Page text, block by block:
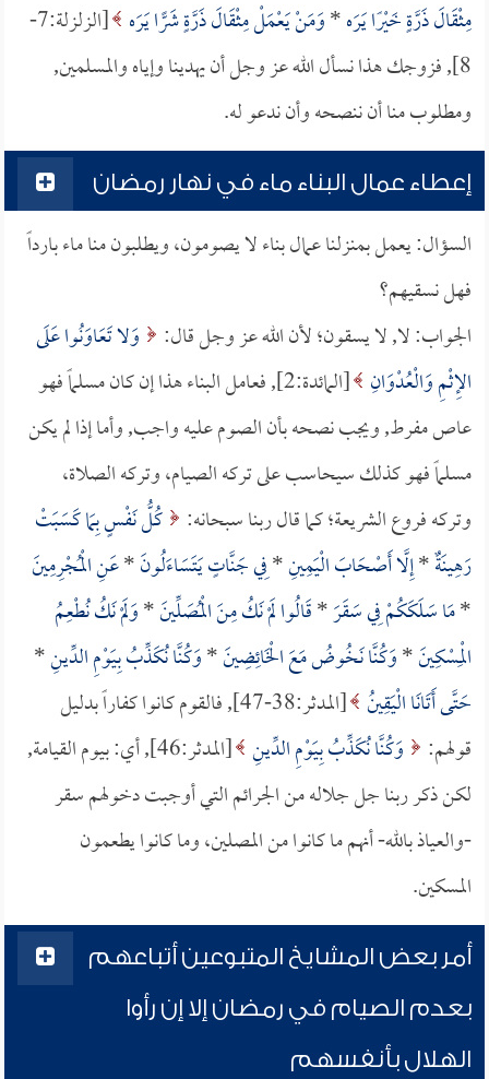
مِثْقَالَ ذَرَّةٍ خَيْرًا يَرَه*وَمَنْ يَعْمَلْ مِثْقَالَ ذَرَّةٍ شَرًّا يَرَه
[الزلزلة:7-
8], فزوجك هذا نسأل الله عز وجل أن يهدينا وإياه والمسلمين,
ومطلوب منا أن ننصحه وأن ندعو له.
إعطاء عمال البناء ماء في نهار رمضان
السؤال: يعمل بمنزلنا عمال بناء لا يصومون، ويطلبون منا ماء بارداً
فهل نسقيهم؟
الجواب: لا, لا يسقون؛ لأن الله عز وجل قال:
وَلا تَعَاوَنُوا عَلَى
الإِثْمِ وَالْعُدْوَانِ
[المائدة:2], فعامل البناء هذا إن كان مسلماً فهو
عاص مفرط, ويجب نصحه بأن الصوم عليه واجب, وأما إذا لم يكن
مسلماً فهو كذلك سيحاسب على تركه الصيام، وتركه الصلاة،
وتركه فروع الشريعة؛ كما قال ربنا سبحانه: كُلُّ نَفْسٍ بِمَا كَسَبَتْ
رَهِينَةٌ*إِلَّا أَصْحَابَ الْيَمِينِ*فِي جَنَّاتٍ يَتَسَاءَلُونَ*عَنِ الْمُجْرِمِينَ
*مَا سَلَكَكُمْ فِي سَقَرَ*قَالُوا لَمْ نَكُ مِنَ الْمُصَلِّينَ*وَلَمْ نَكُ نُطْعِمُ
الْمِسْكِينَ*وَكُنَّا نَخُوضُ مَعَ الْخَائِضِينَ*وَكُنَّا نُكَذِّبُ بِيَوْمِ الدِّينِ*
حَتَّى أَتَانَا الْيَقِينُ
[المدثر:38-47], فالقوم كانوا كفاراً بدليل
قولهم:
وَكُنَّا نُكَذِّبُ بِيَوْمِ الدِّينِ
[المدثر:46], أي: بيوم القيامة,
لكن ذكر ربنا جل جلاله من الجرائم التي أوجبت دخولهم سقر
-والعياذ بالله- أنهم ما كانوا من المصلين، وما كانوا يطعمون
المسكين.
أمر بعض المشايخ المتبوعين أتباعهم
بعدم الصيام في رمضان إلا إن رأوا
الهلال بأنفسهم